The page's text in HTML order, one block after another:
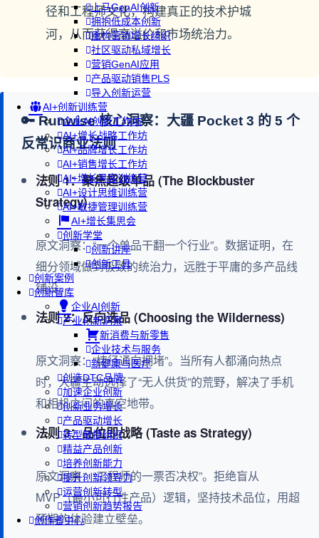
上马GenAI创新
拥抱低成本创新
重构营销增长组织
社区驱动私域增长
营销GenAI应用
产品驱动销售PLS
导入创新运营
AI+创新训练营
企业AI创新工作坊
AI+增长战略工作坊
AI+品牌增长工作坊
AI+销售增长工作坊
AI+增长黑客训练营
AI+设计思维训练营
AI+敏捷管理训练营
AI+增长集思会
创新学堂
创新讲座
创新工具
创新案例
创新智库
企业AI创新
产业创新洞察
新消费与新零售
企业技术与服务
新健康与医疗
创造DTC品牌
加速企业创新
创新业务增长
产品驱动增长
转型敏捷组织
精益产品创新
培养创新能力
提升创新领导力
运营创新转型
营销创新趋势报告
创作者中心
径和工程师文化，构建真正的技术护城
河，从而获得高溢价和市场统治力。
🔑 Runwise 核心洞察：大疆 Pocket 3 的 5 个
反常识商业法则
法则 1：聚焦超级单品 (The Blockbuster
Strategy)
原文洞察：“一个单品干翻一个行业”。数据证明，在
细分领域做到极致的统治力，远胜于平庸的多产品线
铺设。
法则 2：反向选品 (Choosing the Wilderness)
原文洞察：“捷径通向拥堵”。当所有人都涌向热点
时，大疆主动选择了“无人供货”的荒野，解决了手机
和相机之间的真空地带。
法则 3：品位即战略 (Taste as Strategy)
原文洞察：“工程师的一票否决权”。拒绝盲从
MVP（最小可行性产品）逻辑，坚持技术品位，用超
预期的体验建立壁垒。